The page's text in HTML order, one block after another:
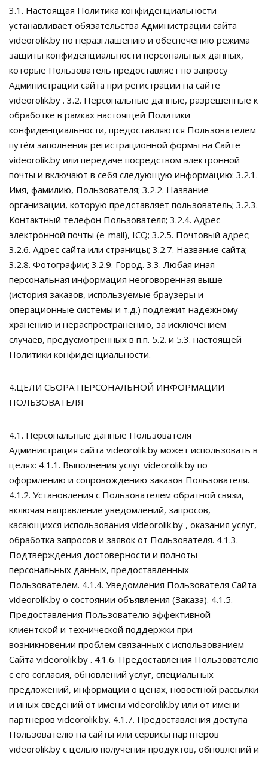
3.1. Настоящая Политика конфиденциальности
устанавливает обязательства Администрации сайта
videorolik.by по неразглашению и обеспечению режима
защиты конфиденциальности персональных данных,
которые Пользователь предоставляет по запросу
Администрации сайта при регистрации на сайте
videorolik.by . 3.2. Персональные данные, разрешённые к
обработке в рамках настоящей Политики
конфиденциальности, предоставляются Пользователем
путём заполнения регистрационной формы на Сайте
videorolik.by или передаче посредством электронной
почты и включают в себя следующую информацию: 3.2.1.
Имя, фамилию, Пользователя; 3.2.2. Название
организации, которую представляет пользователь; 3.2.3.
Контактный телефон Пользователя; 3.2.4. Адрес
электронной почты (e-mail), ICQ; 3.2.5. Почтовый адрес;
3.2.6. Адрес сайта или страницы; 3.2.7. Название сайта;
3.2.8. Фотографии; 3.2.9. Город. 3.3. Любая иная
персональная информация неоговоренная выше
(история заказов, используемые браузеры и
операционные системы и т.д.) подлежит надежному
хранению и нераспространению, за исключением
случаев, предусмотренных в п.п. 5.2. и 5.3. настоящей
Политики конфиденциальности.
4.ЦЕЛИ СБОРА ПЕРСОНАЛЬНОЙ ИНФОРМАЦИИ
ПОЛЬЗОВАТЕЛЯ
4.1. Персональные данные Пользователя
Администрация сайта videorolik.by может использовать в
целях: 4.1.1. Выполнения услуг videorolik.by по
оформлению и сопровождению заказов Пользователя.
4.1.2. Установления с Пользователем обратной связи,
включая направление уведомлений, запросов,
касающихся использования videorolik.by , оказания услуг,
обработка запросов и заявок от Пользователя. 4.1.3.
Подтверждения достоверности и полноты
персональных данных, предоставленных
Пользователем. 4.1.4. Уведомления Пользователя Сайта
videorolik.by о состоянии объявления (Заказа). 4.1.5.
Предоставления Пользователю эффективной
клиентской и технической поддержки при
возникновении проблем связанных с использованием
Сайта videorolik.by . 4.1.6. Предоставления Пользователю
с его согласия, обновлений услуг, специальных
предложений, информации о ценах, новостной рассылки
и иных сведений от имени videorolik.by или от имени
партнеров videorolik.by. 4.1.7. Предоставления доступа
Пользователю на сайты или сервисы партнеров
videorolik.by с целью получения продуктов, обновлений и